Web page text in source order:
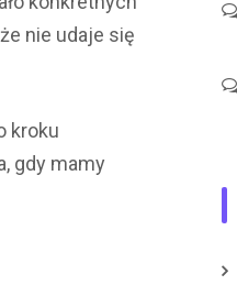
nie udaje się
kroku
gdy mamy